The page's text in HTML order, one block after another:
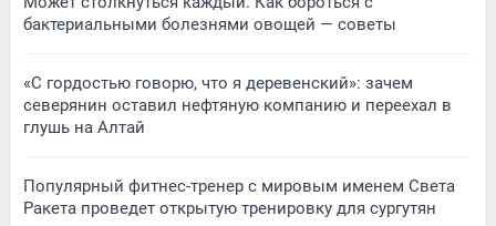
бактериальными болезнями овощей — советы
«С гордостью говорю, что я деревенский»: зачем
северянин оставил нефтяную компанию и переехал в
глушь на Алтай
Популярный фитнес-тренер с мировым именем Света
Ракета проведет открытую тренировку для сургутян